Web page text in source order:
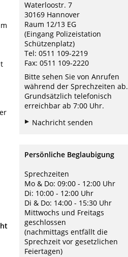
Waterloostr. 7
30169 Hannover
Raum 12/13 EG
(Eingang Polizeistation
Schützenplatz)
Tel: 0511 109-2219
Fax: 0511 109-2220
Bitte sehen Sie von Anrufen
während der Sprechzeiten ab.
Grundsätzlich telefonisch
erreichbar ab 7:00 Uhr.
Nachricht senden
Persönliche Beglaubigung
Sprechzeiten
Mo & Do: 09:00 - 12:00 Uhr
Di: 10:00 - 12:00 Uhr
Di & Do: 14:00 - 15:30 Uhr
Mittwochs und Freitags
geschlossen
(nachmittags entfällt die
Sprechzeit vor gesetzlichen
Feiertagen)